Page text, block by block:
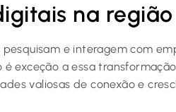
na região
e interagem com
é exceção a essa
valiosas de conexão e